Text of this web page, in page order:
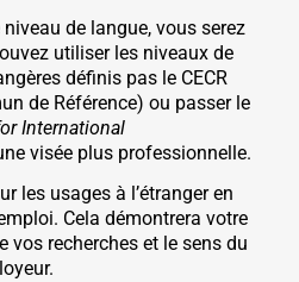
de langue, vous serez
utiliser les niveaux de
définis pas le CECR
de Référence) ou passer le
International
visée plus professionnelle.
les usages à l’étranger en
Cela démontrera votre
vos recherches et le sens du